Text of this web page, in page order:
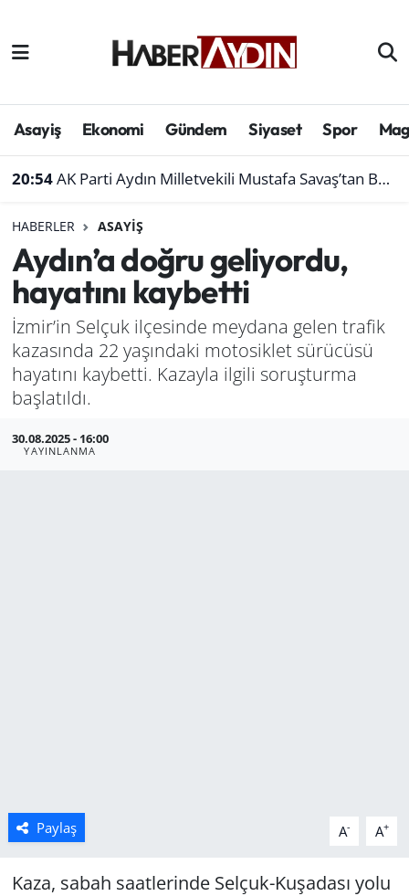
Asayiş Ekonomi Gündem Siyaset Spor
20:54AK Parti Aydın Milletvekili Mustafa Savaş’tan Bakan Yumaklı’ya ziyaret
HABERLER ASAYIŞ
Aydın’a doğru geliyordu,
hayatını kaybetti
İzmir’in Selçuk ilçesinde meydana gelen trafik
kazasında 22 yaşındaki motosiklet sürücüsü
hayatını kaybetti. Kazayla ilgili soruşturma
başlatıldı.
30.08.2025 - 16:00
YAYINLANMA
Paylaş A- A+
Kaza, sabah saatlerinde Selçuk-Kuşadası yolu
Afyonkarahisar
Çevre
Genel
Haber
Izmir
Kütahya
Manisa
Aydın Hava Durumu
Süper Lig Puan Durumu ve Fikstür
Son Dakika Haberleri
Haber Arşivi